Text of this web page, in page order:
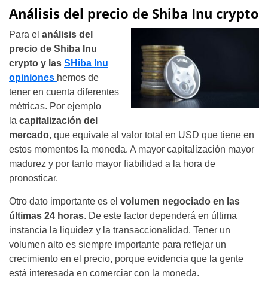
Análisis del precio de Shiba Inu crypto
Para el análisis del
precio de Shiba Inu
crypto y las SHiba Inu
opiniones hemos de
tener en cuenta diferentes
métricas. Por ejemplo
la capitalización del
mercado, que equivale al valor total en USD que tiene en
estos momentos la moneda. A mayor capitalización mayor
madurez y por tanto mayor fiabilidad a la hora de
pronosticar.
Otro dato importante es el volumen negociado en las
últimas 24 horas. De este factor dependerá en última
instancia la liquidez y la transaccionalidad. Tener un
volumen alto es siempre importante para reflejar un
crecimiento en el precio, porque evidencia que la gente
está interesada en comerciar con la moneda.